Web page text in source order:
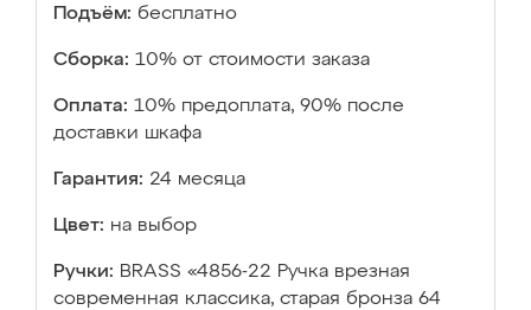
Подъём: бесплатно
Сборка: 10% от стоимости заказа
Оплата: 10% предоплата, 90% после
доставки шкафа
Гарантия: 24 месяца
Цвет: на выбор
Ручки: BRASS «4856-22 Ручка врезная
современная классика, старая бронза 64